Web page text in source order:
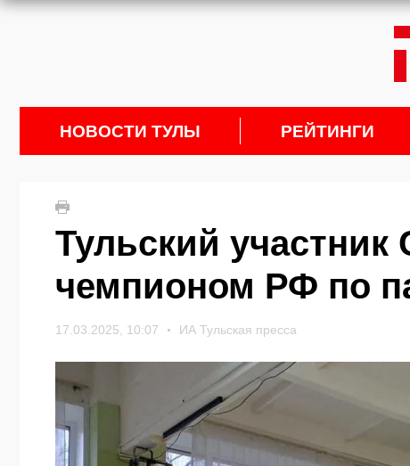
НОВОСТИ ТУЛЫ РЕЙТИНГИ
Тульский участник
чемпионом РФ по
17.03.2025, 10:07 ИА Тульская пресса